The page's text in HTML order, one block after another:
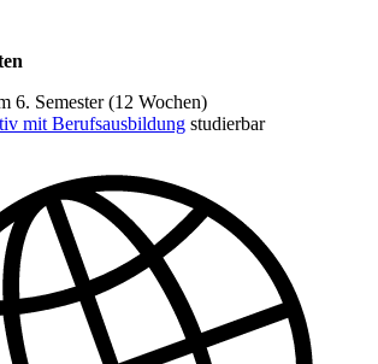
6. Semester (12 Wochen)
mit Berufsausbildung studierbar